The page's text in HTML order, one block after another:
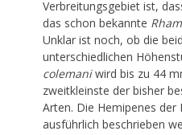
Verbreitungsgebiet ist,
das schon bekannte
Unklar ist noch, ob die
unterschiedlichen
colemaniwird bis zu 44
zweitkleinste der bisher
Arten. Die Hemipenes
ausführlich beschrieben